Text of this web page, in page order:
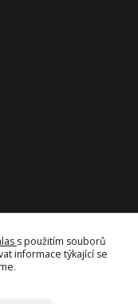
s použitím souborů
informace týkající se